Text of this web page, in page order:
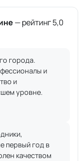
— рейтинг 5,0
города.
и
и
уровне.
первый год в
качеством